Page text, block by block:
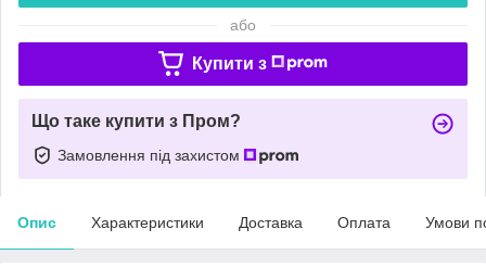
або
Купити з
Що таке купити з Пром?
Замовлення під захистом
Опис Характеристики Доставка Оплата Умови